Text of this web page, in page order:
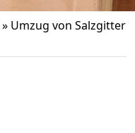
» Umzug von Salzgitter